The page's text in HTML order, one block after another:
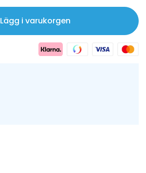
Lägg i varukorgen